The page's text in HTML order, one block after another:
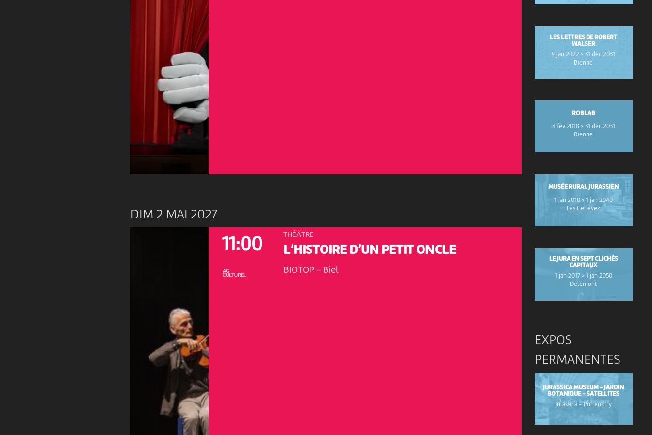
DIM 2 MAI 2027
11:00 THÉÂTRE
L’HISTOIRE D’UN PETIT ONCLE
BIOTOP - Biel
LES LETTRES DE ROBERT
WALSER
9 jan 2022 > 31 déc 2031
Bienne
ROBLAB
4 fév 2018 > 31 déc 2031
Bienne
MUSÉE RURAL JURASSIEN
1 jan 2010 > 1 jan 2040
Les Genevez
LE JURA EN SEPT CLICHÉS
CAPITAUX
1 jan 2017 > 1 jan 2050
Delémont
EXPOS
PERMANENTES
JURASSICA MUSEUM - JARDIN
BOTANIQUE - SATELLITES
Jurassica -Porrentruy